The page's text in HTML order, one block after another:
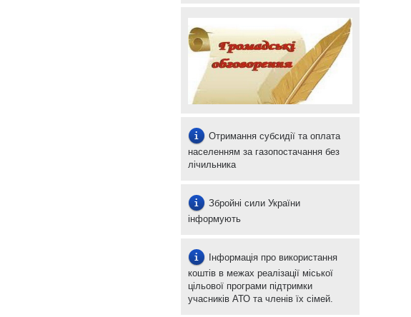
Отримання субсидії та оплата
населенням за газопостачання без
лічильника
Збройні сили України
інформують
Інформація про використання
коштів в межах реалізації міської
цільової програми підтримки
учасників АТО та членів їх сімей.